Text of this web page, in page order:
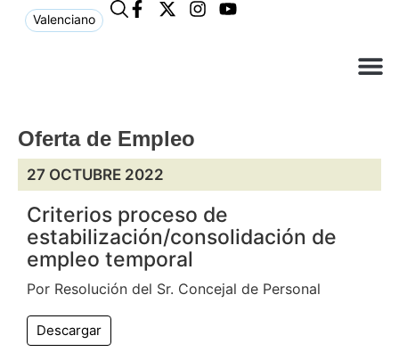
Valenciano
Oferta de Empleo
27 OCTUBRE 2022
Criterios proceso de
estabilización/consolidación de
empleo temporal
Por Resolución del Sr. Concejal de Personal
Descargar